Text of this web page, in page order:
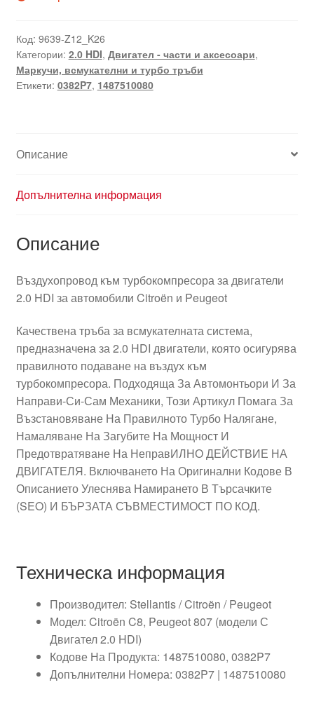
Код: 9639-Z12_K26
Категории: 2.0 HDI, Двигател - части и аксесоари,
Маркучи, всмукателни и турбо тръби
Етикети: 0382P7, 1487510080
Описание
Допълнителна информация
Описание
Въздухопровод към турбокомпресора за двигатели
2.0 HDI за автомобили Citroën и Peugeot
Качествена тръба за всмукателната система,
предназначена за 2.0 HDI двигатели, която осигурява
правилното подаване на въздух към
турбокомпресора. Подходяща За Автомонтьори И За
Направи-Си-Сам Механики, Този Артикул Помага За
Възстановяване На Правилното Турбо Налягане,
Намаляване На Загубите На Мощност И
Предотвратяване На НеправИЛНО ДЕЙСТВИЕ НА
ДВИГАТЕЛЯ. Включването На Оригинални Кодове В
Описанието Улеснява Намирането В Търсачките
(SEO) И БЪРЗАТА СЪВМЕСТИМОСТ ПО КОД.
Техническа информация
Производител: Stellantis / Citroën / Peugeot
Модел: Citroën C8, Peugeot 807 (модели С
Двигател 2.0 HDI)
Кодове На Продукта: 1487510080, 0382P7
Допълнителни Номера: 0382P7 | 1487510080